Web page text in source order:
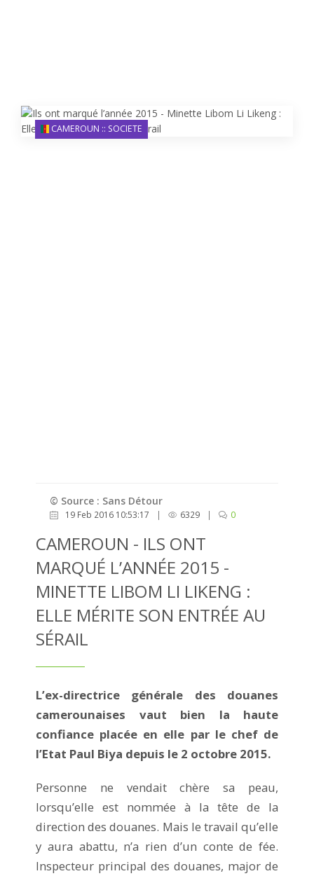
CAMEROUN :: SOCIETE
© Source : Sans Détour
19 Feb 2016 10:53:17 | 6329 | 0
CAMEROUN - ILS ONT
MARQUÉ L’ANNÉE 2015 -
MINETTE LIBOM LI LIKENG :
ELLE MÉRITE SON ENTRÉE AU
SÉRAIL
L’ex-directrice générale des douanes
camerounaises vaut bien la haute
confiance placée en elle par le chef de
l’Etat Paul Biya depuis le 2 octobre 2015.
Personne ne vendait chère sa peau,
lorsqu’elle est nommée à la tête de la
direction des douanes. Mais le travail qu’elle
y aura abattu, n’a rien d’un conte de fée.
Inspecteur principal des douanes, major de